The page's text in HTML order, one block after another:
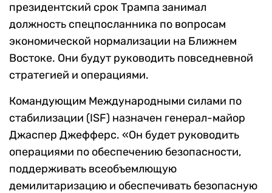
президентский срок Трампа занимал
должность спецпосланника по вопросам
экономической нормализации на Ближнем
Востоке. Они будут руководить повседневной
стратегией и операциями.
Командующим Международными силами по
стабилизации (ISF) назначен генерал-майор
Джаспер Джефферс. «Он будет руководить
операциями по обеспечению безопасности,
поддерживать всеобъемлющую
демилитаризацию и обеспечивать безопасную